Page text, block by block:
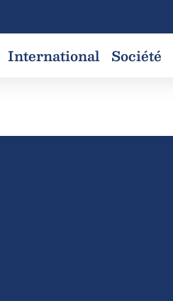
International Société